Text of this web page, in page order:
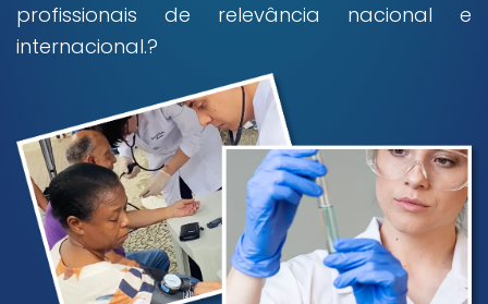
profissionais de relevância nacional e
internacional.?